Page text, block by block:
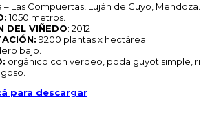
– Las Compuertas, Luján de Cuyo, Mendoza.
1050 metros.
DEL VIÑEDO: 2012
9200 plantas x hectárea.
bajo.
orgánico con verdeo, poda guyot simple,
para descargar